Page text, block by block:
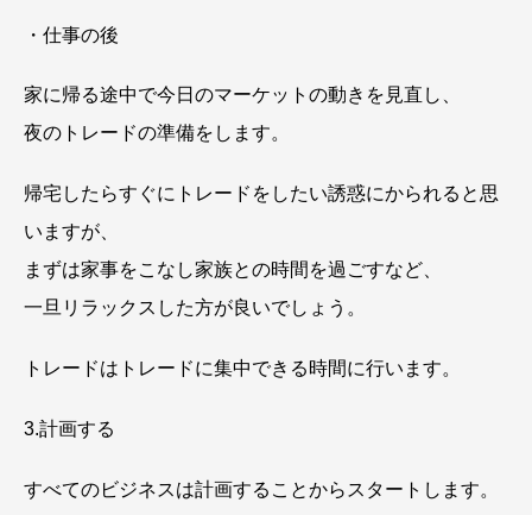
・仕事の後
家に帰る途中で今日のマーケットの動きを見直し、
夜のトレードの準備をします。
帰宅したらすぐにトレードをしたい誘惑にかられると思
いますが、
まずは家事をこなし家族との時間を過ごすなど、
一旦リラックスした方が良いでしょう。
トレードはトレードに集中できる時間に行います。
3.計画する
すべてのビジネスは計画することからスタートします。